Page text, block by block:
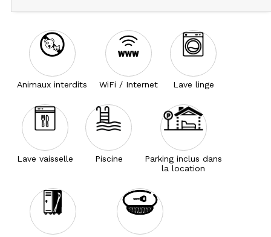
Animaux interdits WiFi / Internet Lave linge
Lave vaisselle Piscine
Parking inclus dans
la location